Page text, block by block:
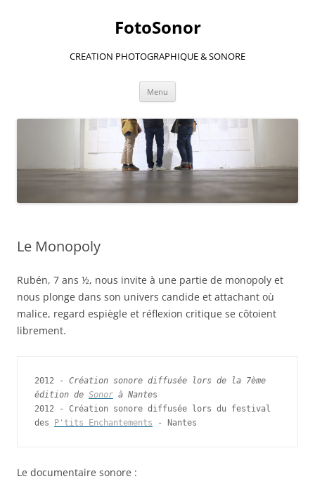
FotoSonor
CREATION PHOTOGRAPHIQUE & SONORE
Menu
Le Monopoly
Rubén, 7 ans ½, nous invite à une partie de monopoly et
nous plonge dans son univers candide et attachant où
malice, regard espiègle et réflexion critique se côtoient
librement.
2012 - Création sonore diffusée lors de la 7ème
édition de Sonor à Nantes
2012 - Création sonore diffusée lors du festival
des P'tits Enchantements - Nantes
Le documentaire sonore :